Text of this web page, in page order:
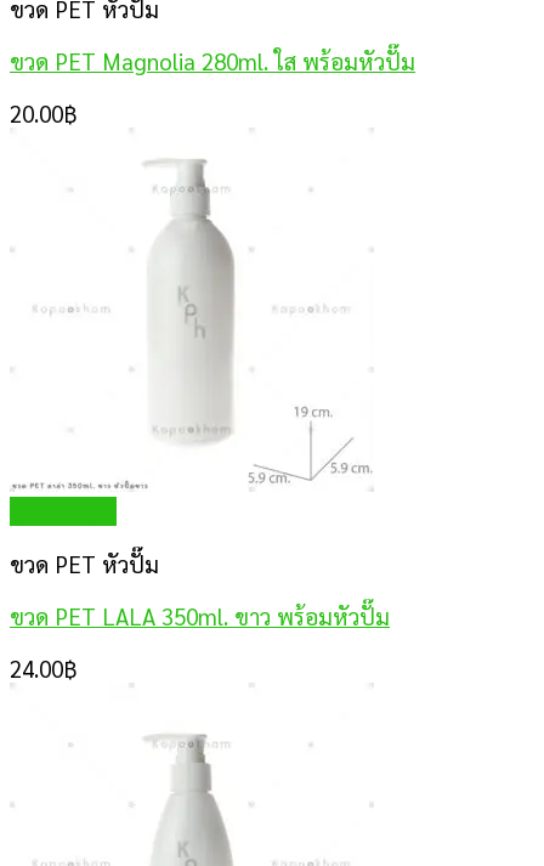
ขวด PET หัวปั๊ม
ขวด PET Magnolia 280ml. ใส พร้อมหัวปั๊ม
20.00฿
ขวด PET หัวปั๊ม
ขวด PET LALA 350ml. ขาว พร้อมหัวปั๊ม
24.00฿